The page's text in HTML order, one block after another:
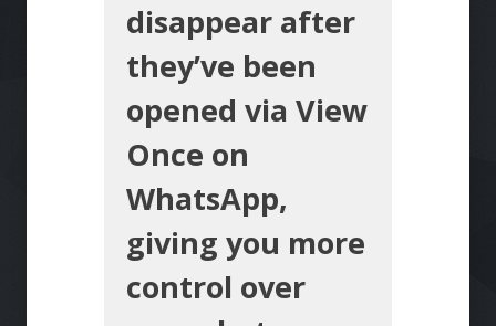
disappear after
they’ve been
opened via View
Once on
WhatsApp,
giving you more
control over